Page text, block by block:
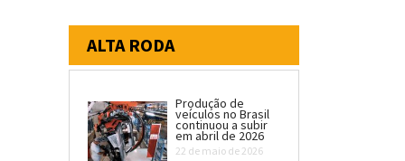
ALTA RODA
Produção de
veículos no Brasil
continuou a subir
em abril de 2026
22 de maio de 2026